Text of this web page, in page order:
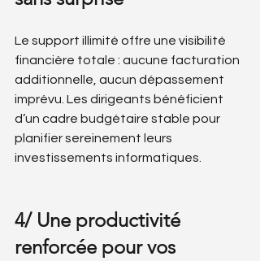
Le support illimité offre une visibilité
financière totale : aucune facturation
additionnelle, aucun dépassement
imprévu. Les dirigeants bénéficient
d’un cadre budgétaire stable pour
planifier sereinement leurs
investissements informatiques.
4/ Une productivité
renforcée pour vos